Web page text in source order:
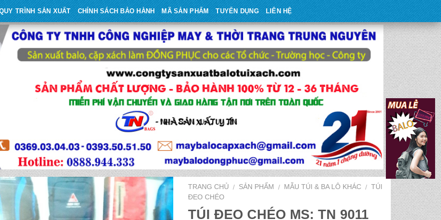
TRÌNH SẢN XUẤT CHÍNH SÁCH BẢO HÀNH MÃ SẢN PHẨM TUYỂN DỤNG LIÊN HỆ
TRANG CHỦ / SẢN PHẨM / MẪU TÚI & BA LÔ KHÁC / TÚI
ĐEO CHÉO
TÚI ĐEO CHÉO MS: TN 9011